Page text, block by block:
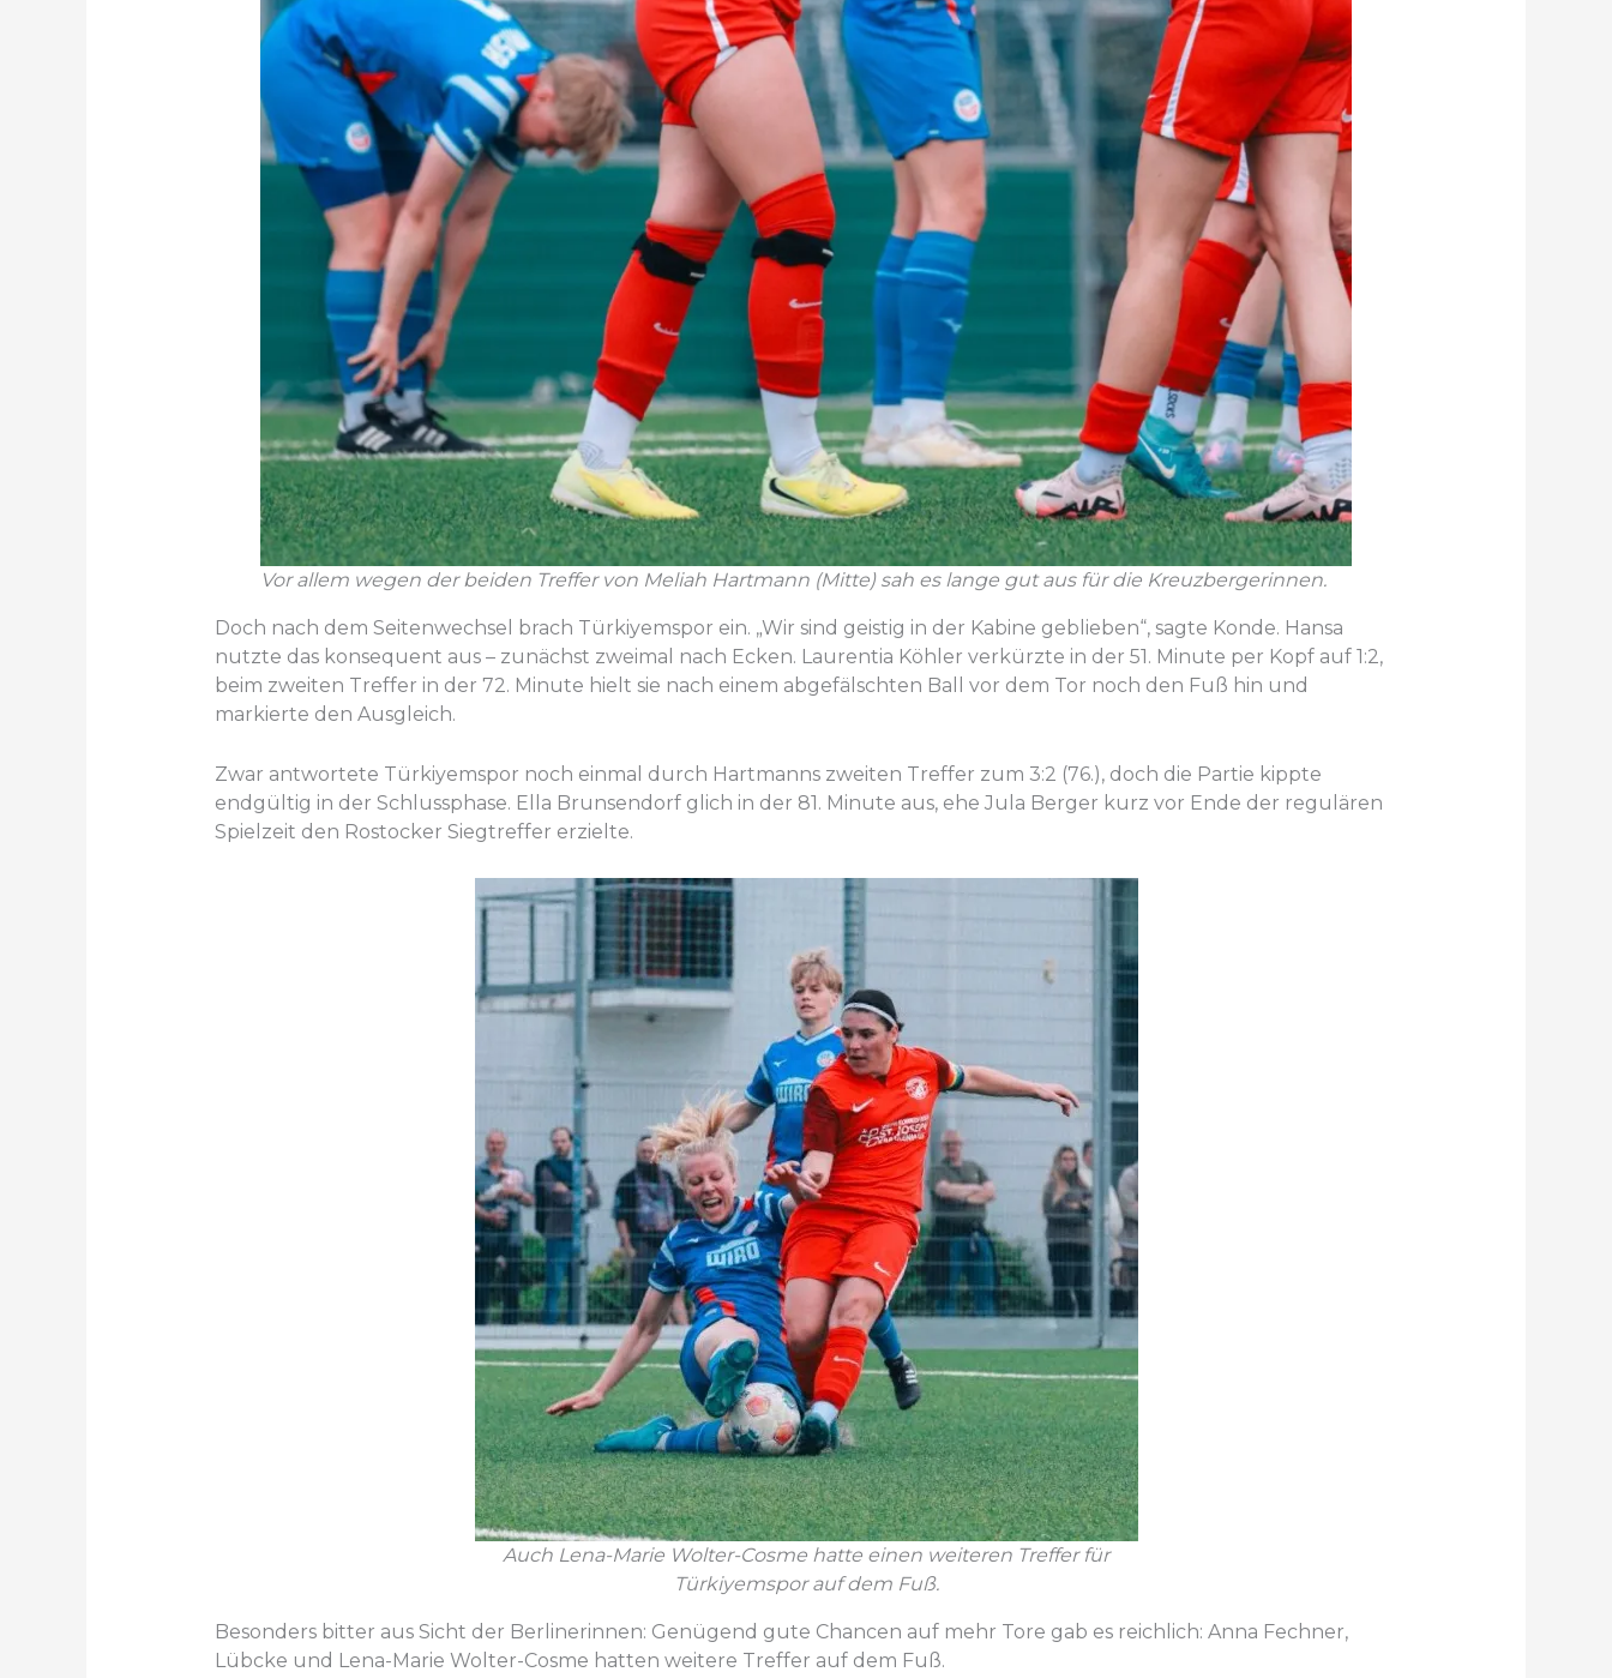
Vor allem wegen der beiden Treffer von Meliah Hartmann (Mitte) sah es lange gut aus für die Kreuzbergerinnen.
Doch nach dem Seitenwechsel brach Türkiyemspor ein. „Wir sind geistig in der Kabine geblieben“, sagte Konde. Hansa
nutzte das konsequent aus – zunächst zweimal nach Ecken. Laurentia Köhler verkürzte in der 51. Minute per Kopf auf 1:2,
beim zweiten Treffer in der 72. Minute hielt sie nach einem abgefälschten Ball vor dem Tor noch den Fuß hin und
markierte den Ausgleich.
Zwar antwortete Türkiyemspor noch einmal durch Hartmanns zweiten Treffer zum 3:2 (76.), doch die Partie kippte
endgültig in der Schlussphase. Ella Brunsendorf glich in der 81. Minute aus, ehe Jula Berger kurz vor Ende der regulären
Spielzeit den Rostocker Siegtreffer erzielte.
Auch Lena-Marie Wolter-Cosme hatte einen weiteren Treffer für
Türkiyemspor auf dem Fuß.
Besonders bitter aus Sicht der Berlinerinnen: Genügend gute Chancen auf mehr Tore gab es reichlich: Anna Fechner,
Lübcke und Lena-Marie Wolter-Cosme hatten weitere Treffer auf dem Fuß.